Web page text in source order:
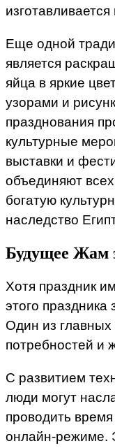
Еще одной
является
яйца в яркие
узорами и
празднования
культурные
выставки и
объединяют
богатую
наследство
Будущее Жам
Хотя праздник
этого праздника
Один из
потребностей и
С развитием
люди могут
проводить
онлайн-режиме.